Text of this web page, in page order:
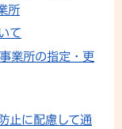
所
て
業所の指定・更
止に配慮して通